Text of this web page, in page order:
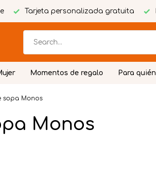
Tarjeta personalizada gratuita
Momentos de regalo Para quién
sopa Monos
Monos